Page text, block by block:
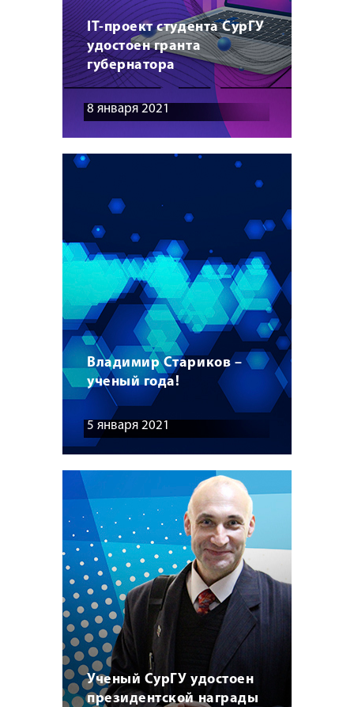
IT-проект студента СурГУ
удостоен гранта
губернатора
8 января 2021
Владимир Стариков –
ученый года!
5 января 2021
Ученый СурГУ удостоен
президентской награды